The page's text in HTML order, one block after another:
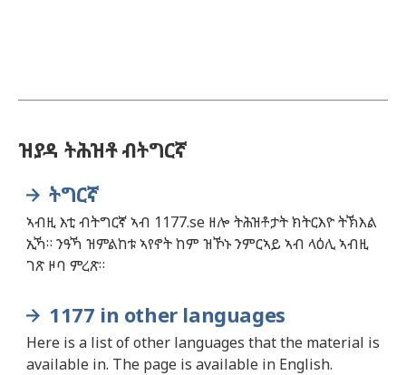
ዝያዳ ትሕዝቶ ብትግርኛ
ትግርኛ
ኣብዚ እቲ ብትግርኛ ኣብ 1177.se ዘሎ ትሕዝቶታት ክትርእዮ ትኽእል
ኢኻ። ንዓኻ ዝምልከቱ ኣየኖት ከም ዝኾኑ ንምርኣይ ኣብ ላዕሊ ኣብዚ
ገጽ ዞባ ምረጽ።
1177 in other languages
Here is a list of other languages that the material is
available in. The page is available in English.